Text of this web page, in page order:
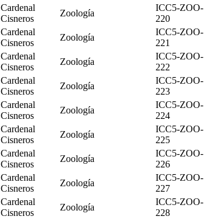
Cardenal
Cisneros
Zoología
ICC5-ZOO-
220
Cardenal
Cisneros
Zoología
ICC5-ZOO-
221
Cardenal
Cisneros
Zoología
ICC5-ZOO-
222
Cardenal
Cisneros
Zoología
ICC5-ZOO-
223
Cardenal
Cisneros
Zoología
ICC5-ZOO-
224
Cardenal
Cisneros
Zoología
ICC5-ZOO-
225
Cardenal
Cisneros
Zoología
ICC5-ZOO-
226
Cardenal
Cisneros
Zoología
ICC5-ZOO-
227
Cardenal
Cisneros
Zoología
ICC5-ZOO-
228